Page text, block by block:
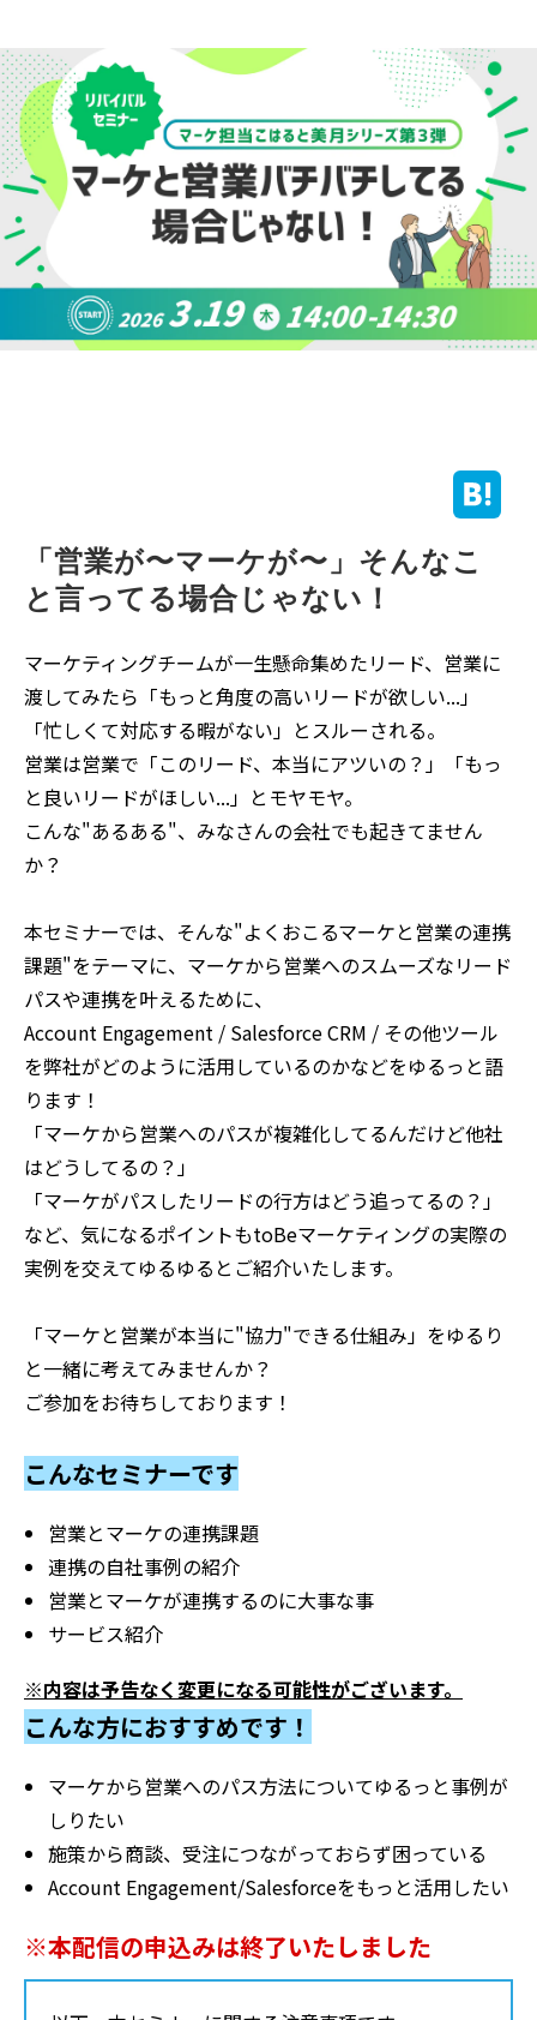
「営業が〜マーケが〜」そんなこ
と言ってる場合じゃない！
マーケティングチームが一生懸命集めたリード、営業に
渡してみたら「もっと角度の高いリードが欲しい...」
「忙しくて対応する暇がない」とスルーされる。
営業は営業で「このリード、本当にアツいの？」「もっ
と良いリードがほしい...」とモヤモヤ。
こんな"あるある"、みなさんの会社でも起きてません
か？
本セミナーでは、そんな"よくおこるマーケと営業の連携
課題"をテーマに、マーケから営業へのスムーズなリード
パスや連携を叶えるために、
Account Engagement / Salesforce CRM / その他ツール
を弊社がどのように活用しているのかなどをゆるっと語
ります！
「マーケから営業へのパスが複雑化してるんだけど他社
はどうしてるの？」
「マーケがパスしたリードの行方はどう追ってるの？」
など、気になるポイントもtoBeマーケティングの実際の
実例を交えてゆるゆるとご紹介いたします。
「マーケと営業が本当に"協力"できる仕組み」をゆるり
と一緒に考えてみませんか？
ご参加をお待ちしております！
こんなセミナーです
営業とマーケの連携課題
連携の自社事例の紹介
営業とマーケが連携するのに大事な事
サービス紹介
※内容は予告なく変更になる可能性がございます。
こんな方におすすめです！
マーケから営業へのパス方法についてゆるっと事例が
しりたい
施策から商談、受注につながっておらず困っている
Account Engagement/Salesforceをもっと活用したい
※本配信の申込みは終了いたしました